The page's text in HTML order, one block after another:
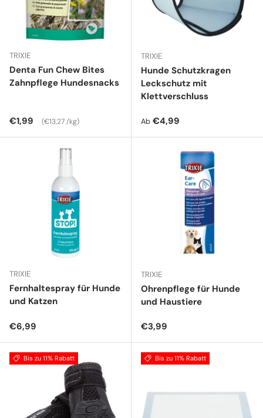
TRIXIE
Denta Fun Chew Bites
Zahnpflege Hundesnacks
Normaler Preis
€1,99 Grundpreis
€13,27 /kg
TRIXIE
Hunde Schutzkragen
Leckschutz mit
Klettverschluss
Normaler Preis
Ab €4,99
TRIXIE
Fernhaltespray für Hunde
und Katzen
Normaler Preis
€6,99
TRIXIE
Ohrenpflege für Hunde
und Haustiere
Normaler Preis
€3,99
Bis zu 11% Rabatt Bis zu 11% Rabatt